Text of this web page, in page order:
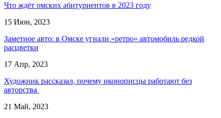
Что ждёт омских абитуриентов в 2023 году
15 Июн, 2023
Заметное авто: в Омске угнали «ретро» автомобиль редкой
расцветки
17 Апр, 2023
Художник рассказал, почему иконописцы работают без
авторства
21 Май, 2023